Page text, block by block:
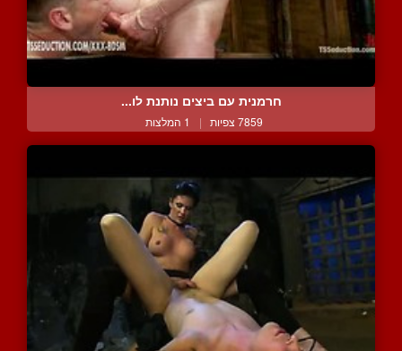
חרמנית עם ביצים נותנת לו...
7859 צפיות | 1 המלצות